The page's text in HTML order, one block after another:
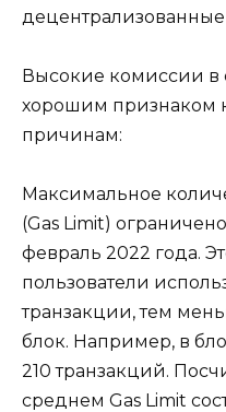
Высокие комиссии в
хорошим признаком
причинам:
Максимальное
(Gas Limit)
февраль 2022 года.
пользователи
транзакции, тем
блок. Например, в
210 транзакций.
среднем Gas Limit